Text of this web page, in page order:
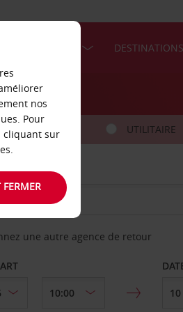
DESTINATIONS
UTILITAIRE
une autre agence de retour
nos
Pour
cliquant sur
FERMER